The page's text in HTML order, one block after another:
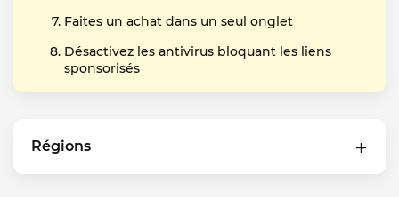
Faites un achat dans un seul onglet
Désactivez les antivirus bloquant les liens
sponsorisés
Régions